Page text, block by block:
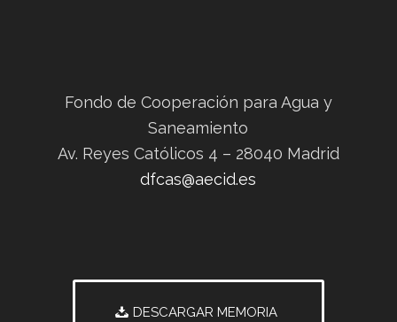
Fondo de Cooperación para Agua y
Saneamiento
Av. Reyes Católicos 4 – 28040 Madrid
dfcas@aecid.es
DESCARGAR MEMORIA